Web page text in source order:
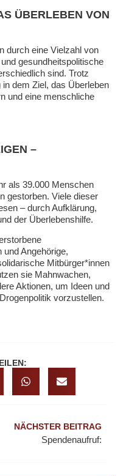
ÜBERLEBEN VON
durch eine Vielzahl von
gesundheitspolitische
sind. Trotz
dem Ziel, das Überleben
und eine menschliche
–
als 39.000 Menschen
gestorben. Viele dieser
– durch Aufklärung,
der Überlebenshilfe.
und Angehörige,
Mitbürger*innen
sie Mahnwachen,
Aktionen, um Ideen und
vorzustellen.
NÄCHSTER BEITRAG
Spendenaufruf: